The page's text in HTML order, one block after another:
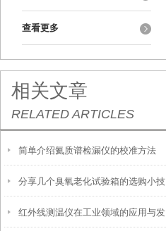
查看更多
相关文章
RELATED ARTICLES
简单介绍氦质谱检漏仪的校准方法
分享几个臭氧老化试验箱的选购小技
巧
红外线测温仪在工业领域的应用与发